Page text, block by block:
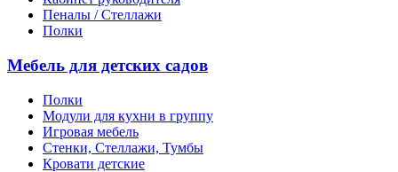
Пеналы / Стеллажи
Полки
Мебель для детских садов
Полки
Модули для кухни в группу
Игровая мебель
Стенки, Стеллажи, Тумбы
Кровати детские